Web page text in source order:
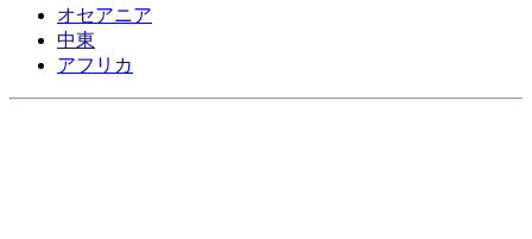
オセアニア
中東
アフリカ